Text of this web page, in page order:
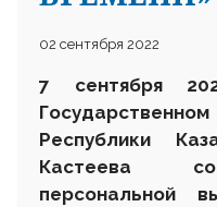
02 сентября 2022
7 сентября
Республики
Кастеева
персональной